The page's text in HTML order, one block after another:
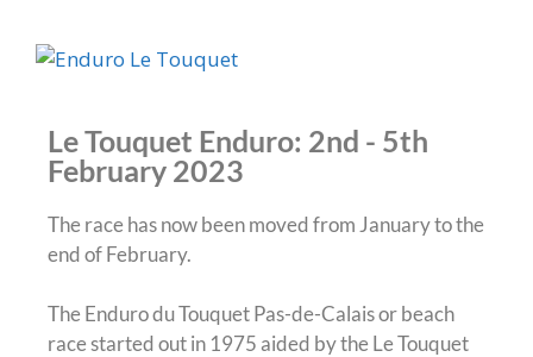
Le Touquet Enduro: 2nd - 5th
February 2023
The race has now been moved from January to the
end of February.
The Enduro du Touquet Pas-de-Calais or beach
race started out in 1975 aided by the Le Touquet